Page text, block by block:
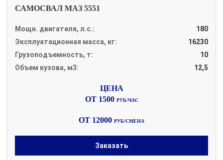
САМОСВАЛ МАЗ 5551
Мощн. двигателя, л.с.:
180
Эксплуатационная масса, кг:
16230
Грузоподъемность, т:
10
Объем кузова, м3:
12,5
ОТ 1500 РУБ/ЧАС
ОТ 12000 РУБ/СМЕНА
Заказать